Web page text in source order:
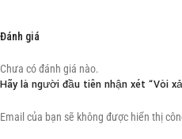
Đánh giá
Chưa có đánh giá nào.
Hãy là người đầu tiên nhận xét “Vòi
Email của bạn sẽ không được hiển thị